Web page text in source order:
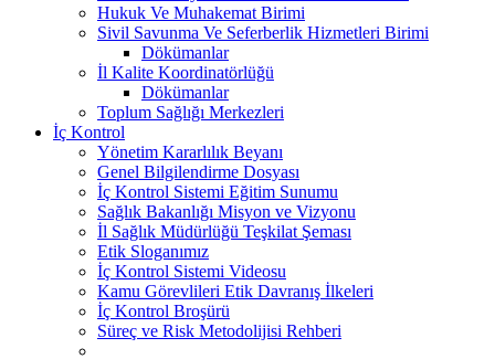
Hukuk Ve Muhakemat Birimi
Sivil Savunma Ve Seferberlik Hizmetleri Birimi
Dökümanlar
İl Kalite Koordinatörlüğü
Dökümanlar
Toplum Sağlığı Merkezleri
İç Kontrol
Yönetim Kararlılık Beyanı
Genel Bilgilendirme Dosyası
İç Kontrol Sistemi Eğitim Sunumu
Sağlık Bakanlığı Misyon ve Vizyonu
İl Sağlık Müdürlüğü Teşkilat Şeması
Etik Sloganımız
İç Kontrol Sistemi Videosu
Kamu Görevlileri Etik Davranış İlkeleri
İç Kontrol Broşürü
Süreç ve Risk Metodolijisi Rehberi